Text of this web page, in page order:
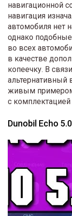
навигационной
навигация
автомобиля нет
однако
во всех
в качестве
копеечку. В
альтернативный
живым
с комплектацией
Dunobil Echo